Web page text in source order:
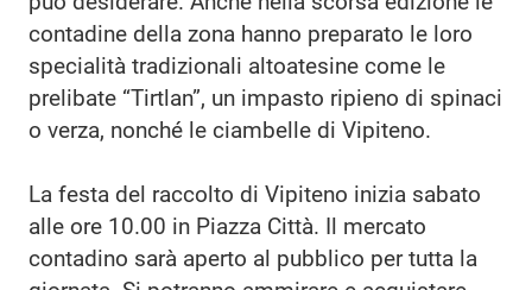
contadine della zona hanno preparato le loro
specialità tradizionali altoatesine come le
prelibate “Tirtlan”, un impasto ripieno di spinaci
o verza, nonché le ciambelle di Vipiteno.
La festa del raccolto di Vipiteno inizia sabato
alle ore 10.00 in Piazza Città. Il mercato
contadino sarà aperto al pubblico per tutta la